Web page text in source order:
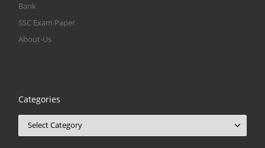
Bank
SSC Exam Paper
About-Us
Categories